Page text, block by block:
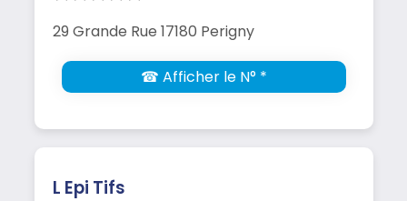
29 Grande Rue 17180 Perigny
☎ Afficher le N° *
L Epi Tifs